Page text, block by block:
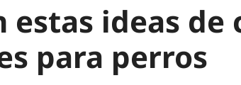
estas ideas de
para perros